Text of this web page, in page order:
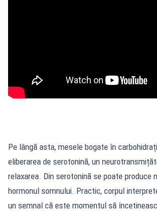
Pe lângă asta, mesele bogate în
eliberarea de serotonină, un
relaxarea. Din serotonină se poate produce
hormonul somnului. Practic, corpul
un semnal că este momentul să